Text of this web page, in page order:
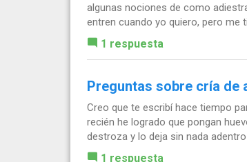
algunas nociones de como
entren cuando yo quiero, pero me
1 respuesta
Preguntas sobre cría de
Creo que te escribí hace tiempo
recién he logrado que pongan
destroza y lo deja sin nada adentro
1 respuesta